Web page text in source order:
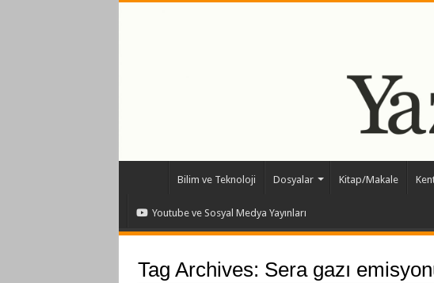
Bilim ve Teknoloji Dosyalar Kitap/Makale
Youtube ve Sosyal Medya Yayınları
Tag Archives: Sera gazı